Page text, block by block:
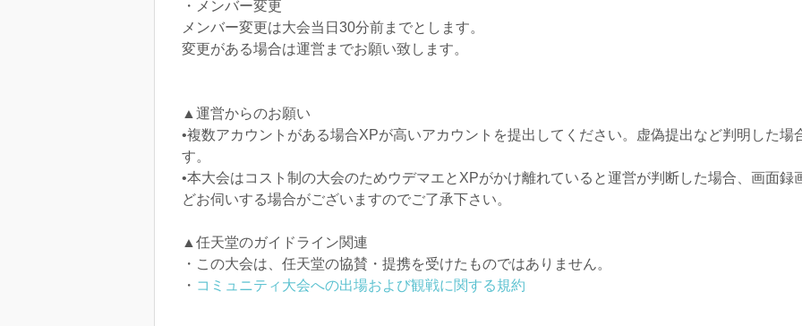
・メンバー変更
メンバー変更は大会当日30分前までとします。
変更がある場合は運営までお願い致します。
▲運営からのお願い
•複数アカウントがある場合XPが高いアカウントを提出してください。虚偽提出など判明した場
す。
•本大会はコスト制の大会のためウデマエとXPがかけ離れていると運営が判断した場合、画面
どお伺いする場合がございますのでご了承下さい。
▲任天堂のガイドライン関連
・この大会は、任天堂の協賛・提携を受けたものではありません。
・ コミュニティ大会への出場および観戦に関する規約